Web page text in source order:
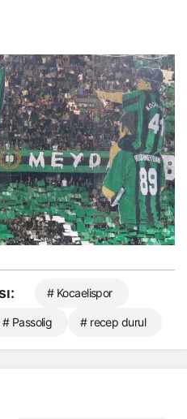
# Kocaelispor
# Passolig # recep durul